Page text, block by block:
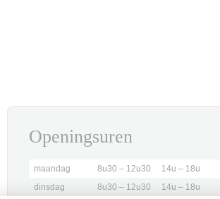
Openingsuren
maandag 8u30 – 12u30
14u – 18u
dinsdag
8u30 – 12u30 14u – 18u